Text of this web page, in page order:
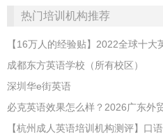
热门培训机构推荐
成都东方英语学校（所有校区）
深圳华e街英语
【杭州成人英语培训机构测评】口